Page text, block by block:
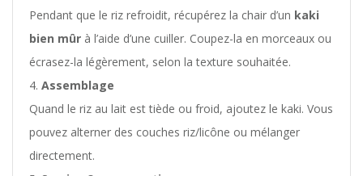
Pendant que le riz refroidit, récupérez la chair d’un kaki
bien mûr à l’aide d’une cuiller. Coupez-la en morceaux ou
écrasez-la légèrement, selon la texture souhaitée.
Assemblage
Quand le riz au lait est tiède ou froid, ajoutez le kaki. Vous
pouvez alterner des couches riz/licône ou mélanger
directement.